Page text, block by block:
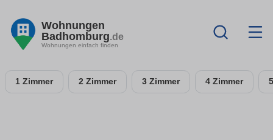
Wohnungen
Badhomburg.de
Wohnungen einfach finden
1 Zimmer 2 Zimmer 3 Zimmer 4 Zimmer